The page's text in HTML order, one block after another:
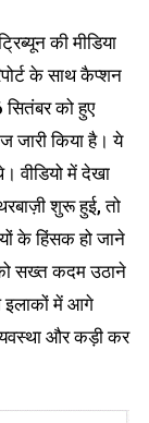
की मीडिया
के साथ कैप्शन
सितंबर को हुए
जारी किया है। ये
वीडियो में देखा
शुरू हुई, तो
के हिंसक हो जाने
सख्त कदम उठाने
इलाकों में आगे
और कड़ी कर